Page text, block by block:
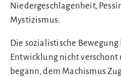
Niedergeschlagenheit,
Mystizismus.
Die sozialistische
Entwicklung nicht
begann, dem Machismus